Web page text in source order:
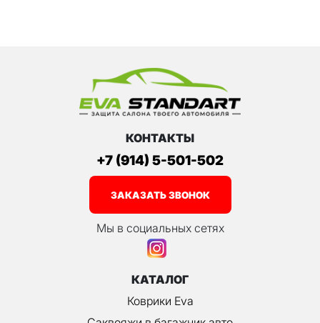
КОНТАКТЫ
+7 (914) 5-501-502
ЗАКАЗАТЬ ЗВОНОК
Мы в социальных сетях
КАТАЛОГ
Коврики Eva